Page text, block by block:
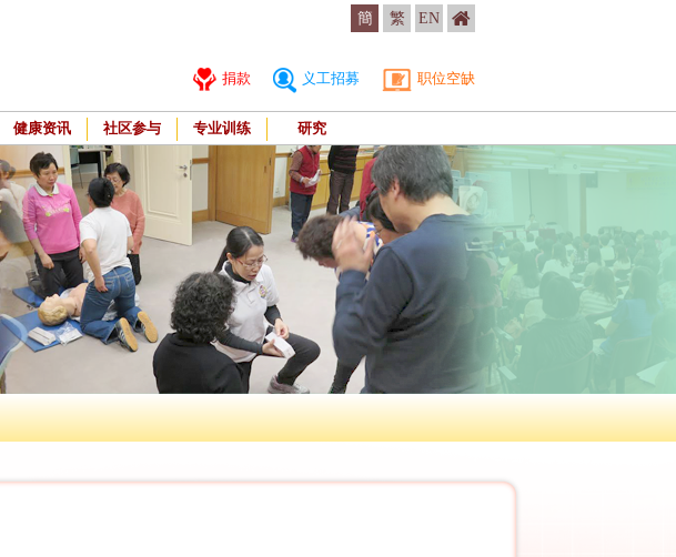
簡 繁 EN
捐款 义工招募 职位空缺
健康资讯 社区参与 专业训练 研究